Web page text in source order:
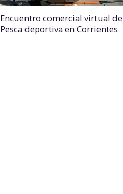
Encuentro comercial virtual de
Pesca deportiva en Corrientes